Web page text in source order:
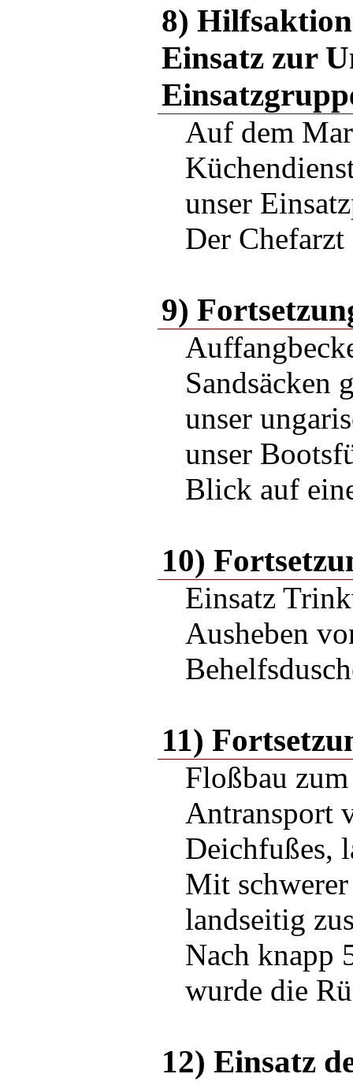
8)
Einsatz zur
Auf dem
unser
Der Chefarzt
9)
Sandsäcken
unser
unser
Blick auf
10)
Einsatz
Ausheben
11)
Floßbau
Antransport
Deichfußes,
Mit
landseitig
Nach knapp
wurde die
12) Einsatz